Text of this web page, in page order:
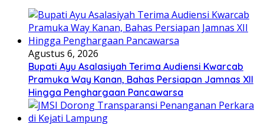
Agustus 6, 2026
Bupati Ayu Asalasiyah Terima Audiensi Kwarcab
Pramuka Way Kanan, Bahas Persiapan Jamnas XII
Hingga Penghargaan Pancawarsa